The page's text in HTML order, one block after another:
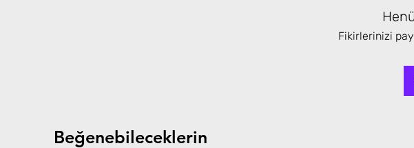
Fikirlerinizi
Beğenebileceklerin